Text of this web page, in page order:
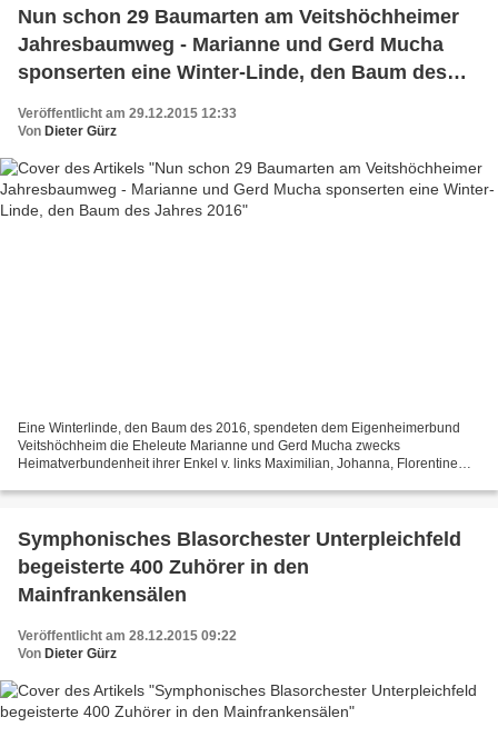
Nun schon 29 Baumarten am Veitshöchheimer
Jahresbaumweg - Marianne und Gerd Mucha
sponserten eine Winter-Linde, den Baum des
Veröffentlicht am 29.12.2015 12:33
Von Dieter Gürz
Eine Winterlinde, den Baum des 2016, spendeten dem Eigenheimerbund
Veitshöchheim die Eheleute Marianne und Gerd Mucha zwecks
Heimatverbundenheit ihrer Enkel v. links Maximilian, Johanna, Florentine
Symphonisches Blasorchester Unterpleichfeld
begeisterte 400 Zuhörer in den
Mainfrankensälen
Veröffentlicht am 28.12.2015 09:22
Von Dieter Gürz